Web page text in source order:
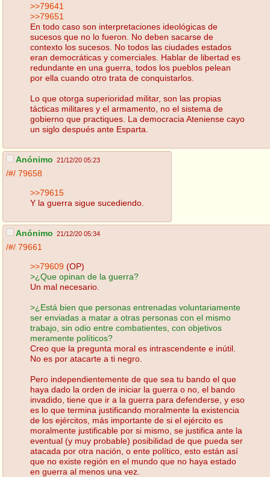
>>79641
>>79651
En todo caso son interpretaciones ideológicas de
sucesos que no lo fueron. No deben sacarse de
contexto los sucesos. No todos las ciudades estados
eran democráticas y comerciales. Hablar de libertad es
redundante en una guerra, todos los pueblos pelean
por ella cuando otro trata de conquistarlos.
Lo que otorga superioridad militar, son las propias
tácticas militares y el armamento, no el sistema de
gobierno que practiques. La democracia Ateniense cayo
un siglo después ante Esparta.
Anónimo 21/12/20 05:23
/#/ 79658
>>79615
Y la guerra sigue sucediendo.
Anónimo 21/12/20 05:34
/#/ 79661
>>79609 (OP)
>¿Que opinan de la guerra?
Un mal necesario.
>¿Está bien que personas entrenadas voluntariamente
ser enviadas a matar a otras personas con el mismo
trabajo, sin odio entre combatientes, con objetivos
meramente políticos?
Creo que la pregunta moral es intrascendente e inútil.
No es por atacarte a ti negro.
Pero independientemente de que sea tu bando el que
haya dado la orden de iniciar la guerra o no, el bando
invadido, tiene que ir a la guerra para defenderse, y eso
es lo que termina justificando moralmente la existencia
de los ejércitos, más importante de si el ejército es
moralmente justificable por si mismo, se justifica ante la
eventual (y muy probable) posibilidad de que pueda ser
atacada por otra nación, o ente político, esto están así
que no existe región en el mundo que no haya estado
en guerra al menos una vez.